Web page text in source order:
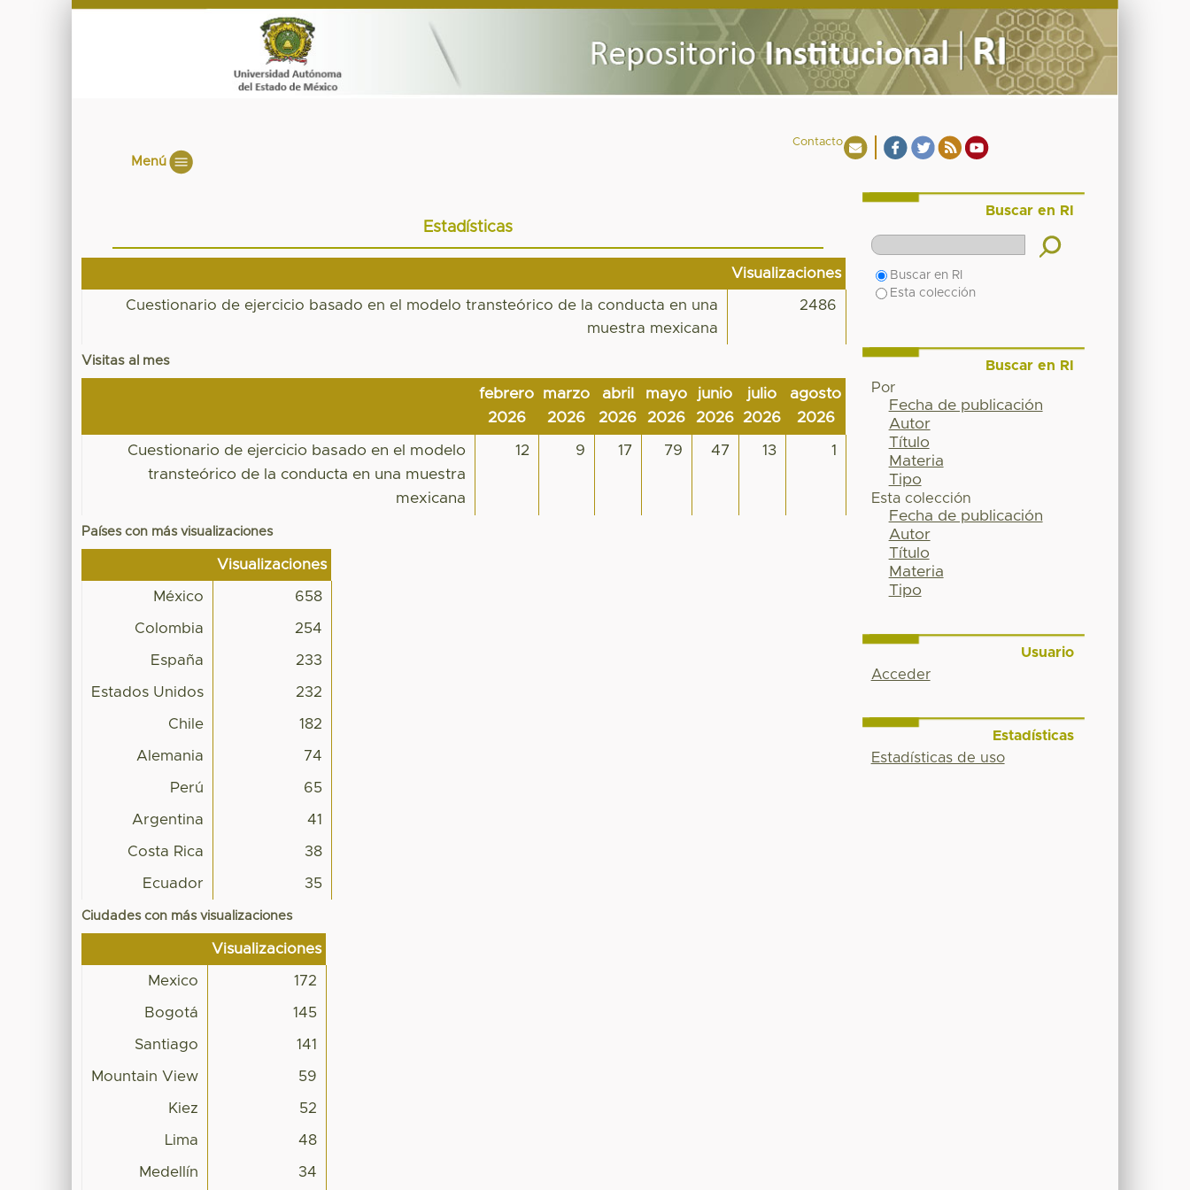
Contacto
Menú
Estadísticas
Visualizaciones
Cuestionario de ejercicio basado en el modelo transteórico de la conducta en una
muestra mexicana
2486
Visitas al mes
febrero
2026
marzo
2026
abril
2026
mayo
2026
junio
2026
julio
2026
agosto
2026
Cuestionario de ejercicio basado en el modelo
transteórico de la conducta en una muestra
mexicana
12 9 17 79 47 13 1
Países con más visualizaciones
Visualizaciones
México 658
Colombia 254
España 233
Estados Unidos 232
Chile 182
Alemania 74
Perú 65
Argentina 41
Costa Rica 38
Ecuador 35
Ciudades con más visualizaciones
Visualizaciones
Mexico 172
Bogotá 145
Santiago 141
Mountain View 59
Kiez 52
Lima 48
Medellín 34
Buscar en RI
Buscar en RI
Esta colección
Buscar en RI
Por
Fecha de publicación
Autor
Título
Materia
Tipo
Esta colección
Fecha de publicación
Autor
Título
Materia
Tipo
Usuario
Acceder
Estadísticas
Estadísticas de uso